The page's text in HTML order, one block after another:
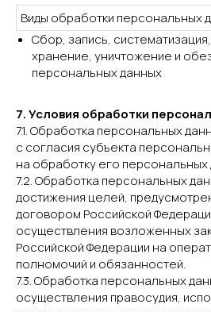
Виды обработки персональных
Сбор, запись,
хранение, уничтожение и
персональных данных
7. Условия обработки
7.1. Обработка персональных
с согласия субъекта
на обработку его персональных
7.2. Обработка персональных
достижения целей,
договором Российской
осуществления возложенных
Российской Федерации на
полномочий и обязанностей.
7.3. Обработка персональных
осуществления правосудия,